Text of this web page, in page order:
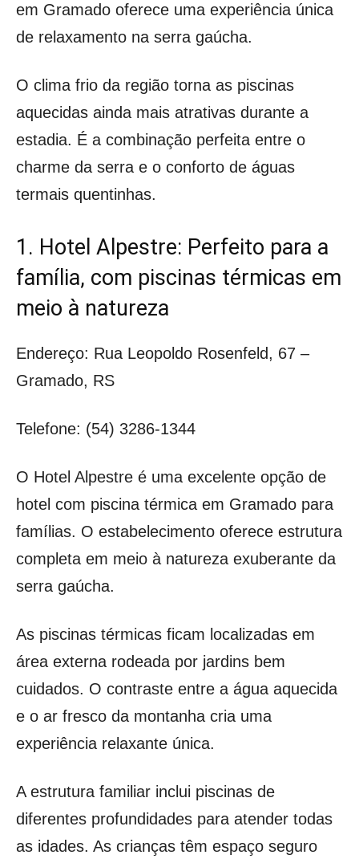
em Gramado oferece uma experiência única
de relaxamento na serra gaúcha.
O clima frio da região torna as piscinas
aquecidas ainda mais atrativas durante a
estadia. É a combinação perfeita entre o
charme da serra e o conforto de águas
termais quentinhas.
1. Hotel Alpestre: Perfeito para a
família, com piscinas térmicas em
meio à natureza
Endereço: Rua Leopoldo Rosenfeld, 67 –
Gramado, RS
Telefone: (54) 3286-1344
O Hotel Alpestre é uma excelente opção de
hotel com piscina térmica em Gramado para
famílias. O estabelecimento oferece estrutura
completa em meio à natureza exuberante da
serra gaúcha.
As piscinas térmicas ficam localizadas em
área externa rodeada por jardins bem
cuidados. O contraste entre a água aquecida
e o ar fresco da montanha cria uma
experiência relaxante única.
A estrutura familiar inclui piscinas de
diferentes profundidades para atender todas
as idades. As crianças têm espaço seguro